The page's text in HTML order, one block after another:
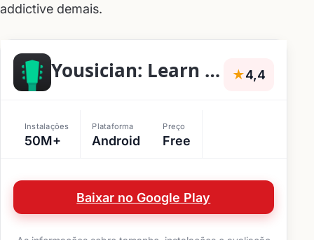
addictive demais.
Yousician: Learn & Play Guitar ★4,4
Instalações
50M+
Plataforma
Android
Preço
Free
Baixar no Google Play